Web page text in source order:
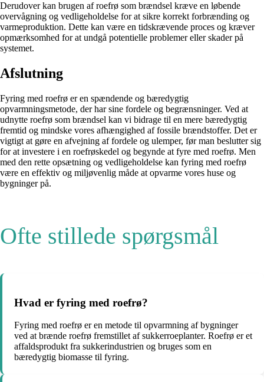
Derudover kan brugen af roefrø som brændsel kræve en løbende
overvågning og vedligeholdelse for at sikre korrekt forbrænding og
varmeproduktion. Dette kan være en tidskrævende proces og kræver
opmærksomhed for at undgå potentielle problemer eller skader på
systemet.
Afslutning
Fyring med roefrø er en spændende og bæredygtig
opvarmningsmetode, der har sine fordele og begrænsninger. Ved at
udnytte roefrø som brændsel kan vi bidrage til en mere bæredygtig
fremtid og mindske vores afhængighed af fossile brændstoffer. Det er
vigtigt at gøre en afvejning af fordele og ulemper, før man beslutter sig
for at investere i en roefrøskedel og begynde at fyre med roefrø. Men
med den rette opsætning og vedligeholdelse kan fyring med roefrø
være en effektiv og miljøvenlig måde at opvarme vores huse og
bygninger på.
Ofte stillede spørgsmål
Hvad er fyring med roefrø?
Fyring med roefrø er en metode til opvarmning af bygninger
ved at brænde roefrø fremstillet af sukkerroeplanter. Roefrø er et
affaldsprodukt fra sukkerindustrien og bruges som en
bæredygtig biomasse til fyring.